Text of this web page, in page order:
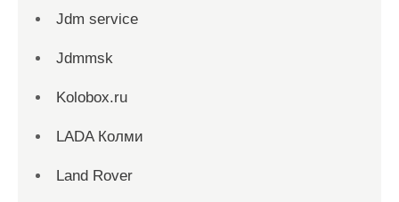
Jdm service
Jdmmsk
Kolobox.ru
LADA Колми
Land Rover